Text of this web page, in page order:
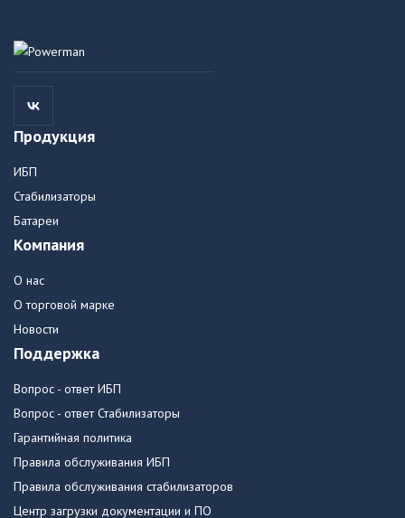
Продукция
ИБП
Стабилизаторы
Батареи
Компания
О нас
О торговой марке
Новости
Поддержка
Вопрос - ответ ИБП
Вопрос - ответ Стабилизаторы
Гарантийная политика
Правила обслуживания ИБП
Правила обслуживания стабилизаторов
Центр загрузки документации и ПО